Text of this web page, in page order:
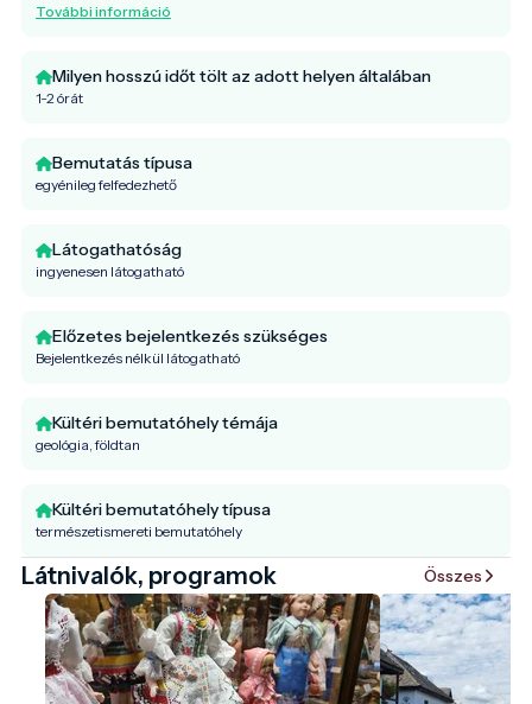
További információ
Milyen hosszú időt tölt az adott helyen általában
1-2 órát
Bemutatás típusa
egyénileg felfedezhető
Látogathatóság
ingyenesen látogatható
Előzetes bejelentkezés szükséges
Bejelentkezés nélkül látogatható
Kültéri bemutatóhely témája
geológia, földtan
Kültéri bemutatóhely típusa
természetismereti bemutatóhely
Látnivalók, programok Összes